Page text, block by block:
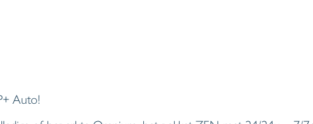
Auto!